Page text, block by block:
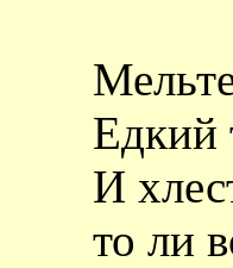
Едкий
И
то ли